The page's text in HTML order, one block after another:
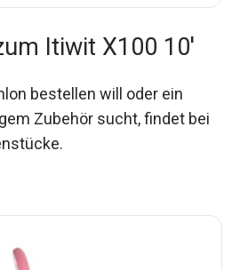
Itiwit X100 10'
bestellen will oder ein
Zubehör sucht, findet bei